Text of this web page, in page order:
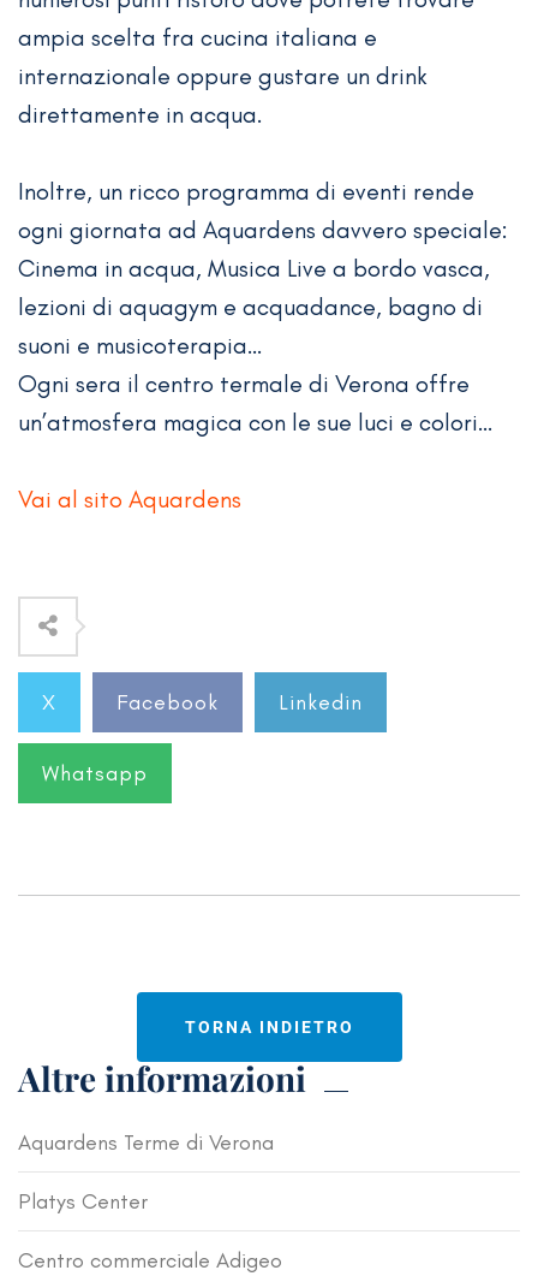
ampia scelta fra cucina italiana e
internazionale oppure gustare un drink
direttamente in acqua.
Inoltre, un ricco programma di eventi rende
ogni giornata ad Aquardens davvero speciale:
Cinema in acqua, Musica Live a bordo vasca,
lezioni di aquagym e acquadance, bagno di
suoni e musicoterapia…
Ogni sera il centro termale di Verona offre
un’atmosfera magica con le sue luci e colori…
Vai al sito Aquardens
X Facebook Linkedin
Whatsapp
TORNA INDIETRO
Altre informazioni
Aquardens Terme di Verona
Platys Center
Centro commerciale Adigeo